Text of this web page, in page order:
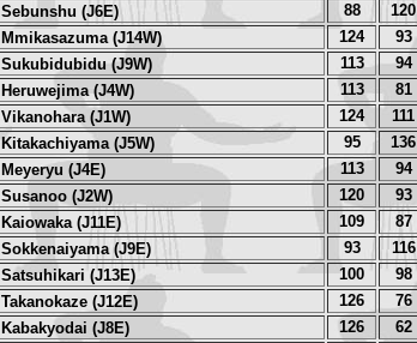
Sebunshu (J6E) 88 120
Mmikasazuma (J14W) 124 93
Sukubidubidu (J9W) 113 94
Heruwejima (J4W) 113 81
Vikanohara (J1W) 124 111
Kitakachiyama (J5W) 95 136
Meyeryu (J4E) 113 94
Susanoo (J2W) 120 93
Kaiowaka (J11E) 109 87
Sokkenaiyama (J9E) 93 116
Satsuhikari (J13E) 100 98
Takanokaze (J12E) 126 76
Kabakyodai (J8E) 126 62